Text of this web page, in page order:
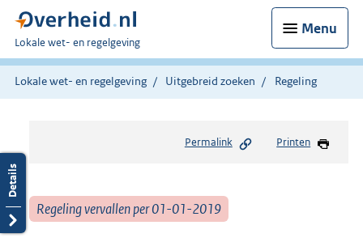
Menu
U
bent
hier:
Lokale wet- en regelgeving
Lokale wet- en regelgeving Uitgebreid zoeken Regeling
Permalink Printen
Regeling vervallen per 01-01-2019